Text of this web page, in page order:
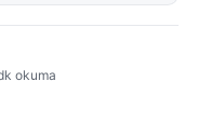
okuma